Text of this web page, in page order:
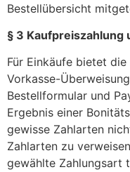
Bestellübersicht
§ 3 Kaufpreiszahlung
Für Einkäufe bietet
Vorkasse-
Bestellformular und
Ergebnis einer
gewisse Zahlarten
Zahlarten zu
gewählte Zahlungsart